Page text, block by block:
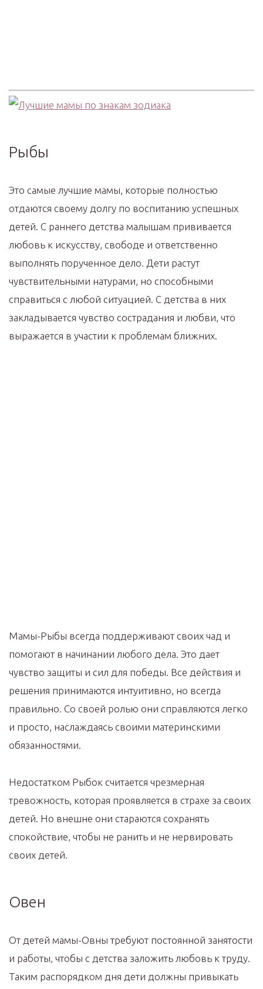
Рыбы
Это самые лучшие мамы, которые полностью
отдаются своему долгу по воспитанию успешных
детей. С раннего детства малышам прививается
любовь к искусству, свободе и ответственно
выполнять порученное дело. Дети растут
чувствительными натурами, но способными
справиться с любой ситуацией. С детства в них
закладывается чувство сострадания и любви, что
выражается в участии к проблемам ближних.
Мамы-Рыбы всегда поддерживают своих чад и
помогают в начинании любого дела. Это дает
чувство защиты и сил для победы. Все действия и
решения принимаются интуитивно, но всегда
правильно. Со своей ролью они справляются легко
и просто, наслаждаясь своими материнскими
обязанностями.
Недостатком Рыбок считается чрезмерная
тревожность, которая проявляется в страхе за своих
детей. Но внешне они стараются сохранять
спокойствие, чтобы не ранить и не нервировать
своих детей.
Овен
От детей мамы-Овны требуют постоянной занятости
и работы, чтобы с детства заложить любовь к труду.
Таким распорядком дня дети должны привыкать